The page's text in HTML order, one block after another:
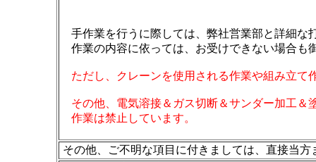
手作業を行うに際しては、弊社営業部と詳細な
作業の内容に依っては、お受けできない場合も
ただし、クレーンを使用される作業や組み立て
その他、電気溶接＆ガス切断＆サンダー加工＆
作業は禁止しています。
その他、ご不明な項目に付きましては、直接当